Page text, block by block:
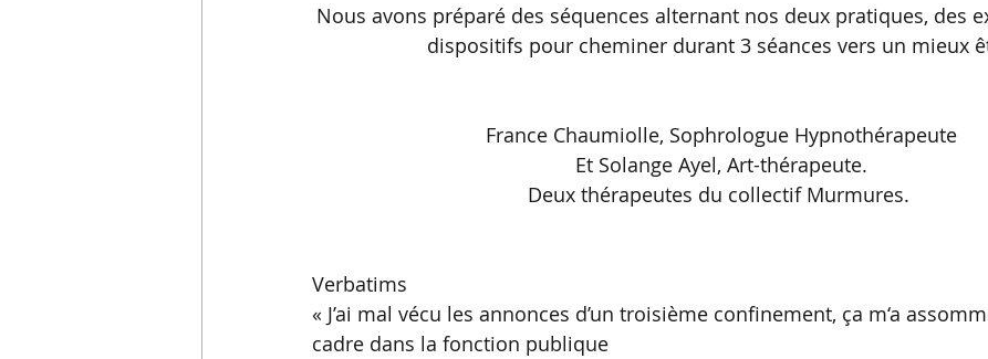
Nous avons préparé des séquences alternant nos deux pratiques, des
dispositifs pour cheminer durant 3 séances vers un mieux
France Chaumiolle, Sophrologue Hypnothérapeute
Et Solange Ayel, Art-thérapeute.
Deux thérapeutes du collectif Murmures.
Verbatims
« J’ai mal vécu les annonces d’un troisième confinement, ça m‘a
cadre dans la fonction publique